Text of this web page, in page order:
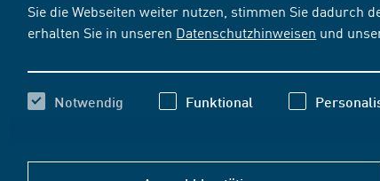
Sie die Webseiten weiter nutzen, stimmen Sie dadurch
erhalten Sie in unseren Datenschutzhinweisen und
Notwendig Funktional